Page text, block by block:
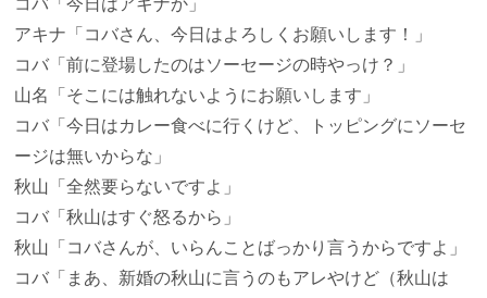
コバ 「今日はアキナか」
アキナ 「コバさん、今日はよろしくお願いします！」
コバ 「前に登場したのはソーセージの時やっけ？」
山名
「そこには触れないようにお願いします」
コバ 「今日はカレー食べに行くけど、トッピングにソーセ
ージは無いからな」
秋山 「全然要らないですよ」
コバ 「秋山はすぐ怒るから」
秋山 「コバさんが、いらんことばっかり言うからですよ」
コバ 「まあ、新婚の秋山に言うのもアレやけど（秋山は